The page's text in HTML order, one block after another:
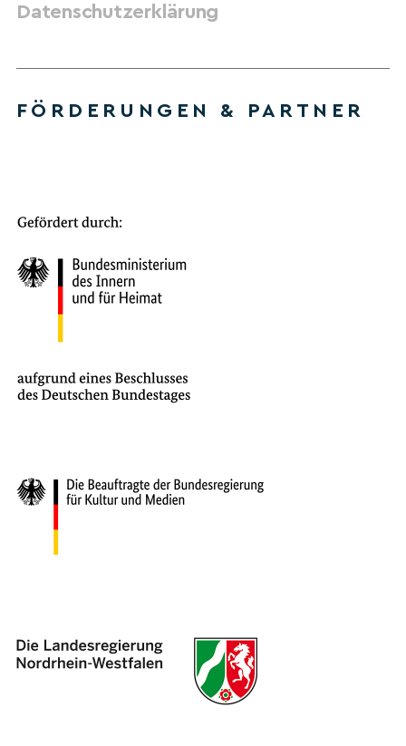
Datenschutzerklärung
FÖRDERUNGEN & PARTNER